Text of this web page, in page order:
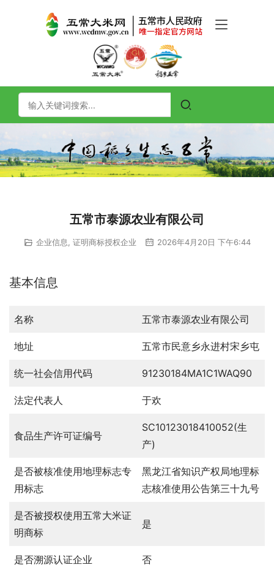
五常市泰源农业有限公司
企业信息 证明商标授权企业 2026年4月20日 下午6:44
基本信息
名称 五常市泰源农业有限公司
地址 五常市民意乡永进村宋乡屯
统一社会信用代码 91230184MA1C1WAQ90
法定代表人 于欢
食品生产许可证编号
SC10123018410052(生
产)
是否被核准使用地理标志专
用标志
黑龙江省知识产权局地理标
志核准使用公告第三十九号
是否被授权使用五常大米证
明商标
是
是否溯源认证企业 否